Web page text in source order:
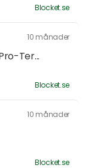
Blocket.se
10 månader
Ter...
Blocket.se
10 månader
Blocket.se